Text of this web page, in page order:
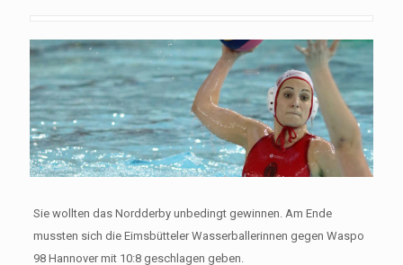
Sie wollten das Nordderby unbedingt gewinnen. Am Ende
mussten sich die Eimsbütteler Wasserballerinnen gegen Waspo
98 Hannover mit 10:8 geschlagen geben.